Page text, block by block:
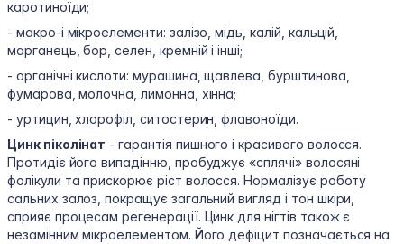
каротиноїди;
- макро-і мікроелементи: залізо, мідь, калій, кальцій,
марганець, бор, селен, кремній і інші;
- органічні кислоти: мурашина, щавлева, бурштинова,
фумарова, молочна, лимонна, хінна;
- уртицин, хлорофіл, ситостерин, флавоноїди.
Цинк піколінат - гарантія пишного і красивого волосся.
Протидіє його випадінню, пробуджує «сплячі» волосяні
фолікули та прискорює ріст волосся. Нормалізує роботу
сальних залоз, покращує загальний вигляд і тон шкіри,
сприяє процесам регенерації. Цинк для нігтів також є
незамінним мікроелементом. Його дефіцит позначається на